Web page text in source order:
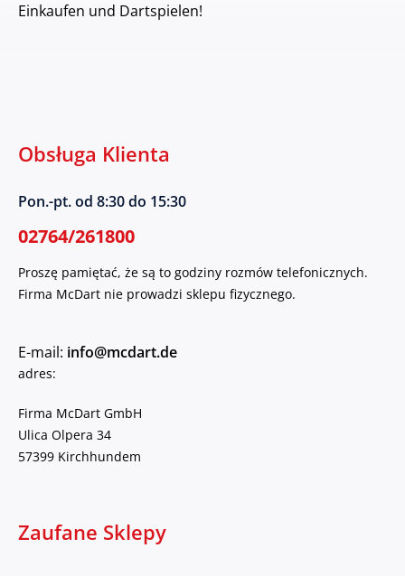
Einkaufen und Dartspielen!
Obsługa Klienta
Pon.-pt. od 8:30 do 15:30
02764/261800
Proszę pamiętać, że są to godziny rozmów telefonicznych.
Firma McDart nie prowadzi sklepu fizycznego.
E-mail: info@mcdart.de
adres:
Firma McDart GmbH
Ulica Olpera 34
57399 Kirchhundem
Zaufane Sklepy